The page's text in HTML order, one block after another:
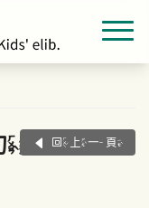
獎
回上一頁